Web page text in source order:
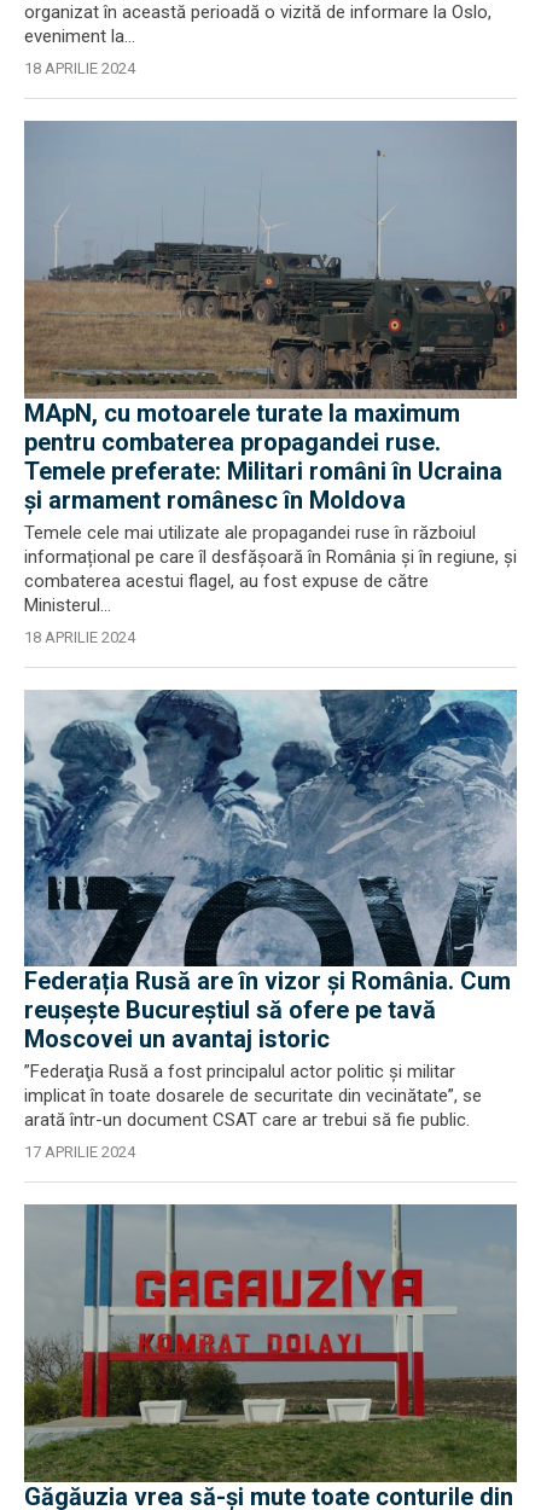
organizat în această perioadă o vizită de informare la Oslo,
eveniment la...
18 APRILIE 2024
MApN, cu motoarele turate la maximum
pentru combaterea propagandei ruse.
Temele preferate: Militari români în Ucraina
și armament românesc în Moldova
Temele cele mai utilizate ale propagandei ruse în războiul
informațional pe care îl desfășoară în România și în regiune, și
combaterea acestui flagel, au fost expuse de către
Ministerul...
18 APRILIE 2024
Federația Rusă are în vizor și România. Cum
reușește Bucureștiul să ofere pe tavă
Moscovei un avantaj istoric
”Federaţia Rusă a fost principalul actor politic şi militar
implicat în toate dosarele de securitate din vecinătate”, se
arată într-un document CSAT care ar trebui să fie public.
17 APRILIE 2024
Găgăuzia vrea să-și mute toate conturile din